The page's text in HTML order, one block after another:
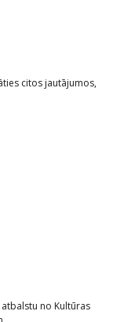
citos jautājumos,
no Kultūras